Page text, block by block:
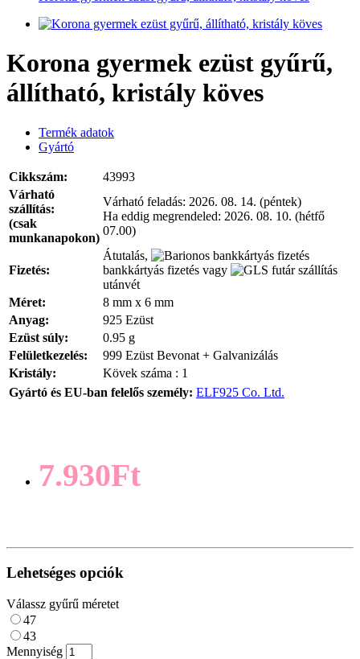
Korona gyermek ezüst gyűrű,
állítható, kristály köves
Termék adatok
Gyártó
Cikkszám:
43993
Várható
szállítás:
(csak
munkanapokon)
Várható feladás: 2026. 08. 14. (péntek)
Ha eddig megrendeled: 2026. 08. 10. (hétfő
07.00)
Fizetés:
Átutalás,
bankkártyás fizetés vagy
utánvét
Méret:
8 mm x 6 mm
Anyag:
925 Ezüst
Ezüst súly:
0.95 g
Felületkezelés:
999 Ezüst Bevonat + Galvanizálás
Kristály:
Kövek száma : 1
Gyártó és EU-ban felelős személy: ELF925 Co. Ltd.
7.930Ft
Lehetséges opciók
Válassz gyűrű méretet
47
43
Mennyiség